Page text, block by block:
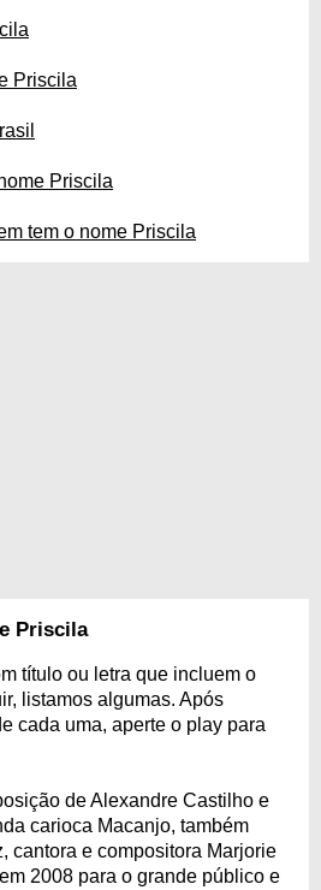
Priscila
Priscila
tem o nome Priscila
Priscila
título ou letra que incluem o
listamos algumas. Após
cada uma, aperte o play para
de Alexandre Castilho e
carioca Macanjo, também
cantora e compositora Marjorie
2008 para o grande público e